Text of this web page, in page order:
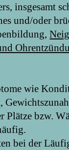
insgesamt
und/oder
wie
Plätze bzw.
bei der